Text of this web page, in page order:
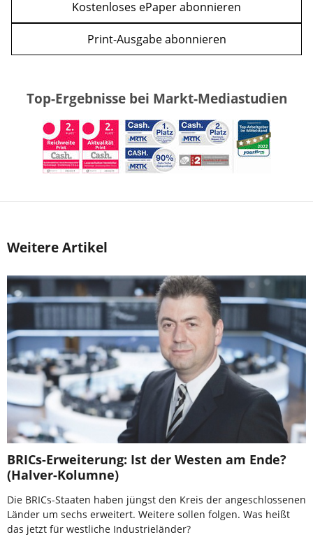
Kostenloses ePaper abonnieren
Print-Ausgabe abonnieren
Top-Ergebnisse bei Markt-Mediastudien
Weitere Artikel
BRICs-Erweiterung: Ist der Westen am Ende?
(Halver-Kolumne)
Die BRICs-Staaten haben jüngst den Kreis der angeschlossenen
Länder um sechs erweitert. Weitere sollen folgen. Was heißt
das jetzt für westliche Industrieländer?